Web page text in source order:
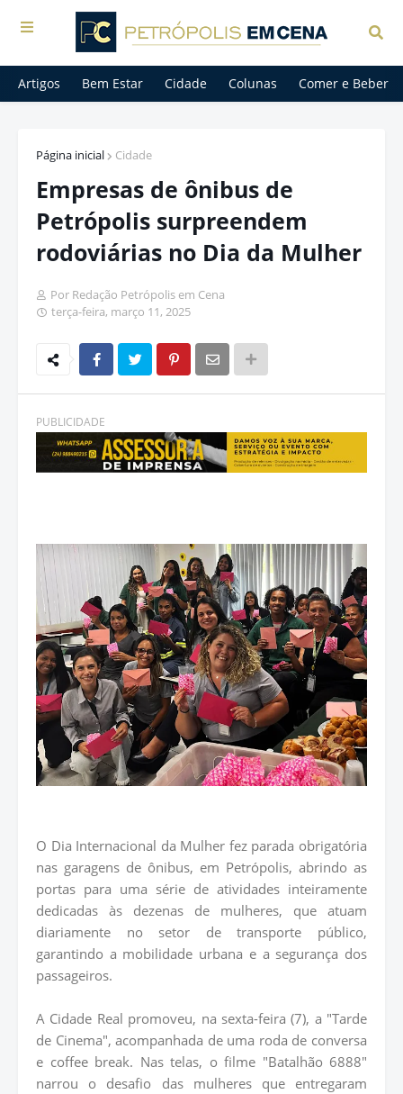
Artigos Bem Estar Cidade Colunas Comer e Beber
Página inicial Cidade
Empresas de ônibus de
Petrópolis surpreendem
rodoviárias no Dia da Mulher
Por Redação Petrópolis em Cena
terça-feira, março 11, 2025
PUBLICIDADE
O Dia Internacional da Mulher fez parada obrigatória
nas garagens de ônibus, em Petrópolis, abrindo as
portas para uma série de atividades inteiramente
dedicadas às dezenas de mulheres, que atuam
diariamente no setor de transporte público,
garantindo a mobilidade urbana e a segurança dos
passageiros.
A Cidade Real promoveu, na sexta-feira (7), a "Tarde
de Cinema", acompanhada de uma roda de conversa
e coffee break. Nas telas, o filme "Batalhão 6888"
narrou o desafio das mulheres que entregaram